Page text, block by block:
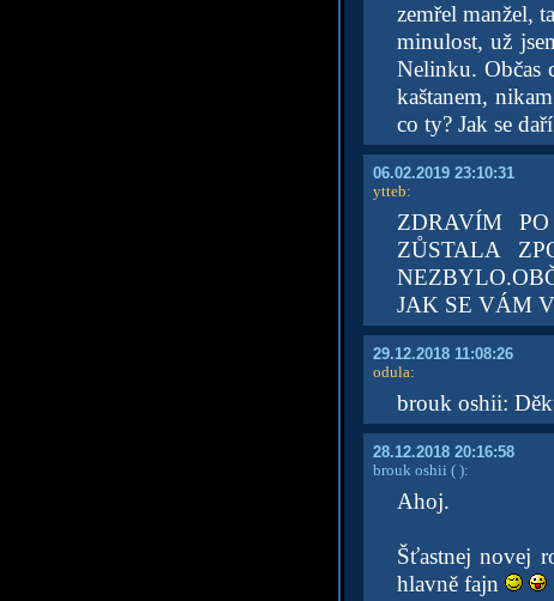
zemřel manžel,
minulost, už
Nelinku. Občas
kaštanem,
co ty? Jak se
06.02.2019 23:10:31
ytteb:
ZDRAVÍM
ZŮSTALA
JAK SE VÁM
29.12.2018 11:08:26
odula:
brouk oshii:
28.12.2018 20:16:58
brouk oshii ( ):
Ahoj.
Šťastnej novej
hlavně fajn